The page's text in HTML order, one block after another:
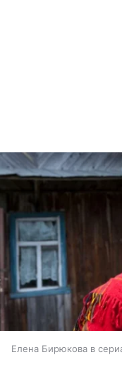
Елена Бирюкова в